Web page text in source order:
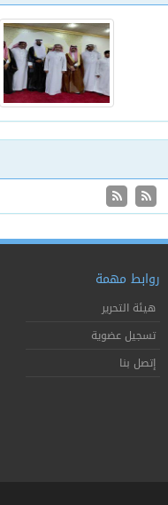
روابط مهمة
هيئة التحرير
تسجيل عضوية
إتصل بنا